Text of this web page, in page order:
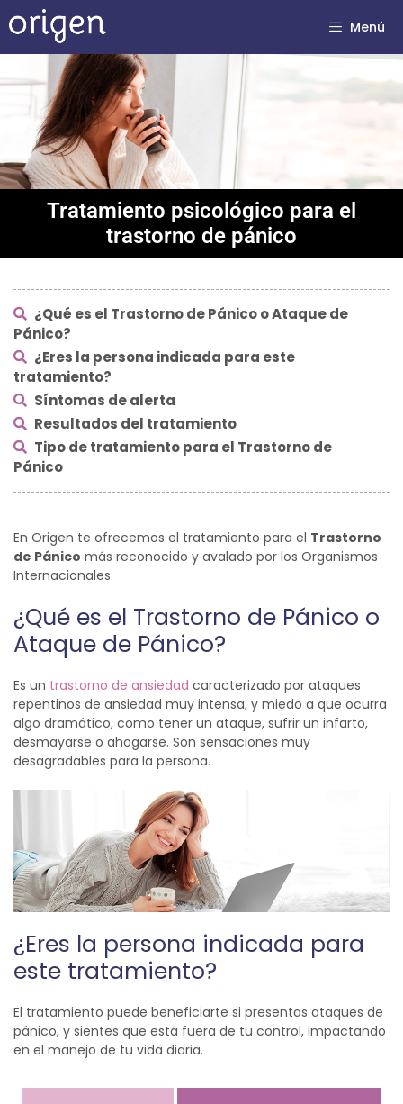
Menú
Tratamiento psicológico para el
trastorno de pánico
¿Qué es el Trastorno de Pánico o Ataque de
Pánico?
¿Eres la persona indicada para este
tratamiento?
Síntomas de alerta
Resultados del tratamiento
Tipo de tratamiento para el Trastorno de
Pánico
En Origen te ofrecemos el tratamiento para el Trastorno
de Pánico más reconocido y avalado por los Organismos
Internacionales.
¿Qué es el Trastorno de Pánico o
Ataque de Pánico?
Es un trastorno de ansiedad caracterizado por ataques
repentinos de ansiedad muy intensa, y miedo a que ocurra
algo dramático, como tener un ataque, sufrir un infarto,
desmayarse o ahogarse. Son sensaciones muy
desagradables para la persona.
¿Eres la persona indicada para
este tratamiento?
El tratamiento puede beneficiarte si presentas ataques de
pánico, y sientes que está fuera de tu control, impactando
en el manejo de tu vida diaria.